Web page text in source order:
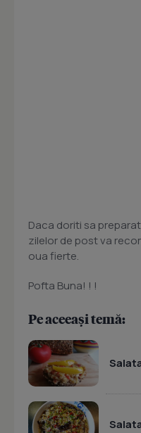
Daca doriti sa
zilelor de post va
oua fierte.
Pofta Buna! ! !
Pe aceeași temă: